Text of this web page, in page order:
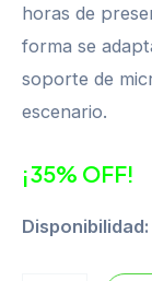
horas de
forma se
soporte de
escenario.
¡35% OFF!
Disponibilidad: